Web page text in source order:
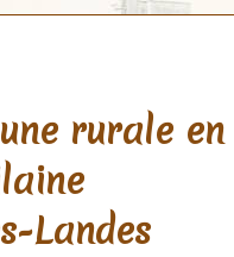
rurale en
Landes